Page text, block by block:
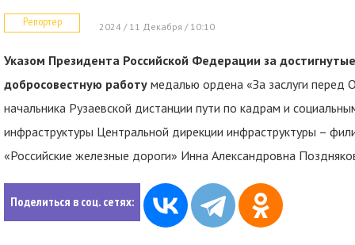
Репортер 2024 / 11 Декабря / 10:10
Указом Президента Российской Федерации за
добросовестную работу медалью ордена «За заслуги перед
начальника Рузаевской дистанции пути по кадрам и
инфраструктуры Центральной дирекции инфраструктуры –
«Российские железные дороги» Инна Александровна
Поделиться в соц. сетях: